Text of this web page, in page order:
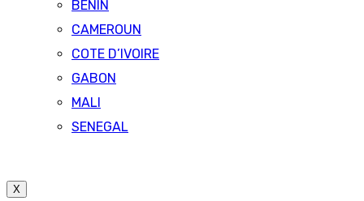
BENIN
CAMEROUN
COTE D’IVOIRE
GABON
MALI
SENEGAL
X